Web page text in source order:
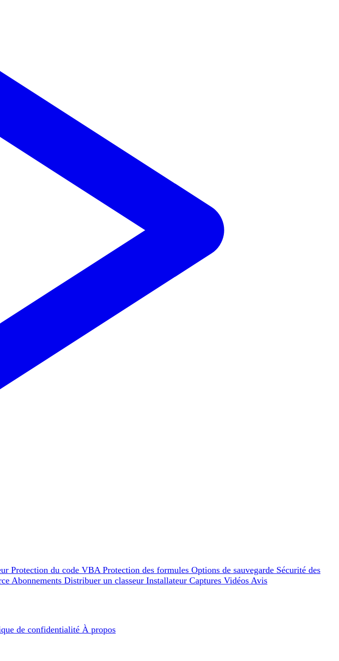
Protection du code VBA Protection des formules Options de sauvegarde Sécurité des
Abonnements Distribuer un classeur Installateur Captures Vidéos Avis
de confidentialité À propos